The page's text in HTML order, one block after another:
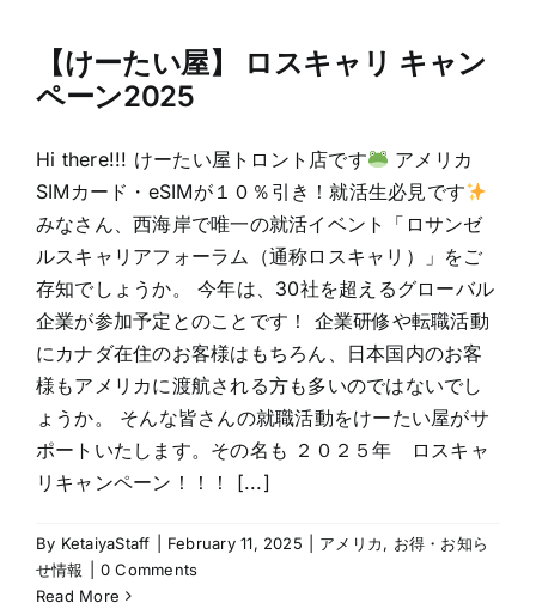
【けーたい屋】 ロスキャリ キャン
ペーン2025
Hi there!!! けーたい屋トロント店です
アメリカ
SIMカード・eSIMが１０％引き！就活生必見です
みなさん、西海岸で唯一の就活イベント「ロサンゼ
ルスキャリアフォーラム（通称ロスキャリ）」をご
存知でしょうか。 今年は、30社を超えるグローバル
企業が参加予定とのことです！ 企業研修や転職活動
にカナダ在住のお客様はもちろん、日本国内のお客
様もアメリカに渡航される方も多いのではないでし
ょうか。 そんな皆さんの就職活動をけーたい屋がサ
ポートいたします。その名も ２０２５年 ロスキャ
リキャンペーン！！！ [...]
By KetaiyaStaff February 11, 2025 アメリカ, お得・お知ら
せ情報
0 Comments
Read More